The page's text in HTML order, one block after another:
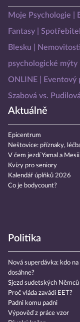
Moje Psychologie
Fantasy
Blesku
psychologické mýty
ONLINE
Eventový
Szabová vs. Pudilová
Aktuálně
Epicentrum
Neštovice: příznaky,
V čem jezdí Yamal a
Kvízy pro seniory
Kalendář úplňků 2026
Co je bodycount?
Politika
Nová superdávka: kdo na
dosáhne?
Sjezd sudetských Němců
Proč vláda zavádí EET?
Padni komu padni
Výpověď z práce vzor